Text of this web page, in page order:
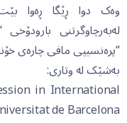
وەک دوا ڕێگا ڕەوا
لەبەرچاوگرتنی
“پرەنسیپی مافی چارەی
بەشێک لە وتاری:
in International
de Barcelona